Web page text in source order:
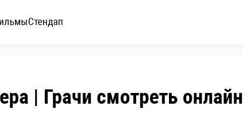
Стендап
| Грачи смотреть онлайн